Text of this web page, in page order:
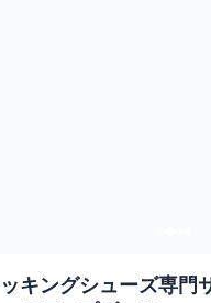
ッキングシューズ専門